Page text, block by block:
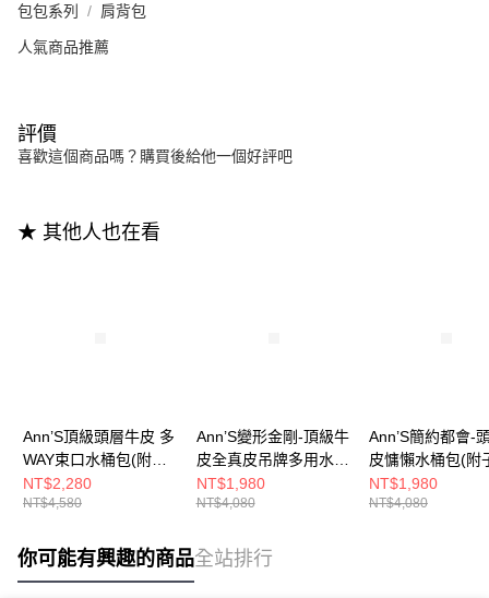
包包系列 肩背包
人氣商品推薦
評價
喜歡這個商品嗎？購買後給他一個好評吧
★ 其他人也在看
Ann’S頂級頭層牛皮 多
WAY束口水桶包(附兩
種背帶)-黑
NT$2,280
NT$4,580
Ann’S變形金剛-頂級牛
皮全真皮吊牌多用水桶
包-卡其
NT$1,980
NT$4,080
Ann’S簡約都會-
皮慵懶水桶包(附
袋 附背帶)-杏
NT$1,980
NT$4,080
你可能有興趣的商品全站排行